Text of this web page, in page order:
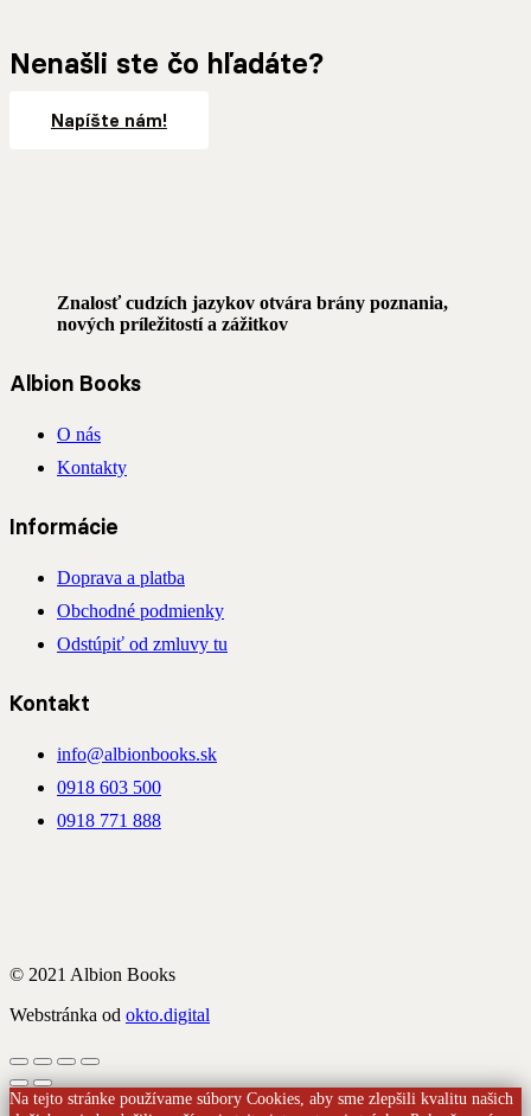
Nenašli ste čo hľadáte?
Napíšte nám!
Znalosť cudzích jazykov otvára brány poznania,
nových príležitostí a zážitkov
Albion Books
O nás
Kontakty
Informácie
Doprava a platba
Obchodné podmienky
Odstúpiť od zmluvy tu
Kontakt
info@albionbooks.sk
0918 603 500
0918 771 888
© 2021 Albion Books
Webstránka od okto.digital
Na tejto stránke používame súbory Cookies, aby sme zlepšili kvalitu našich